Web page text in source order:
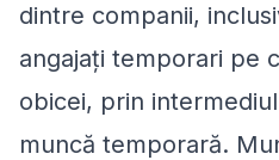
dintre companii,
angajați temporari pe
obicei, prin
muncă temporară.